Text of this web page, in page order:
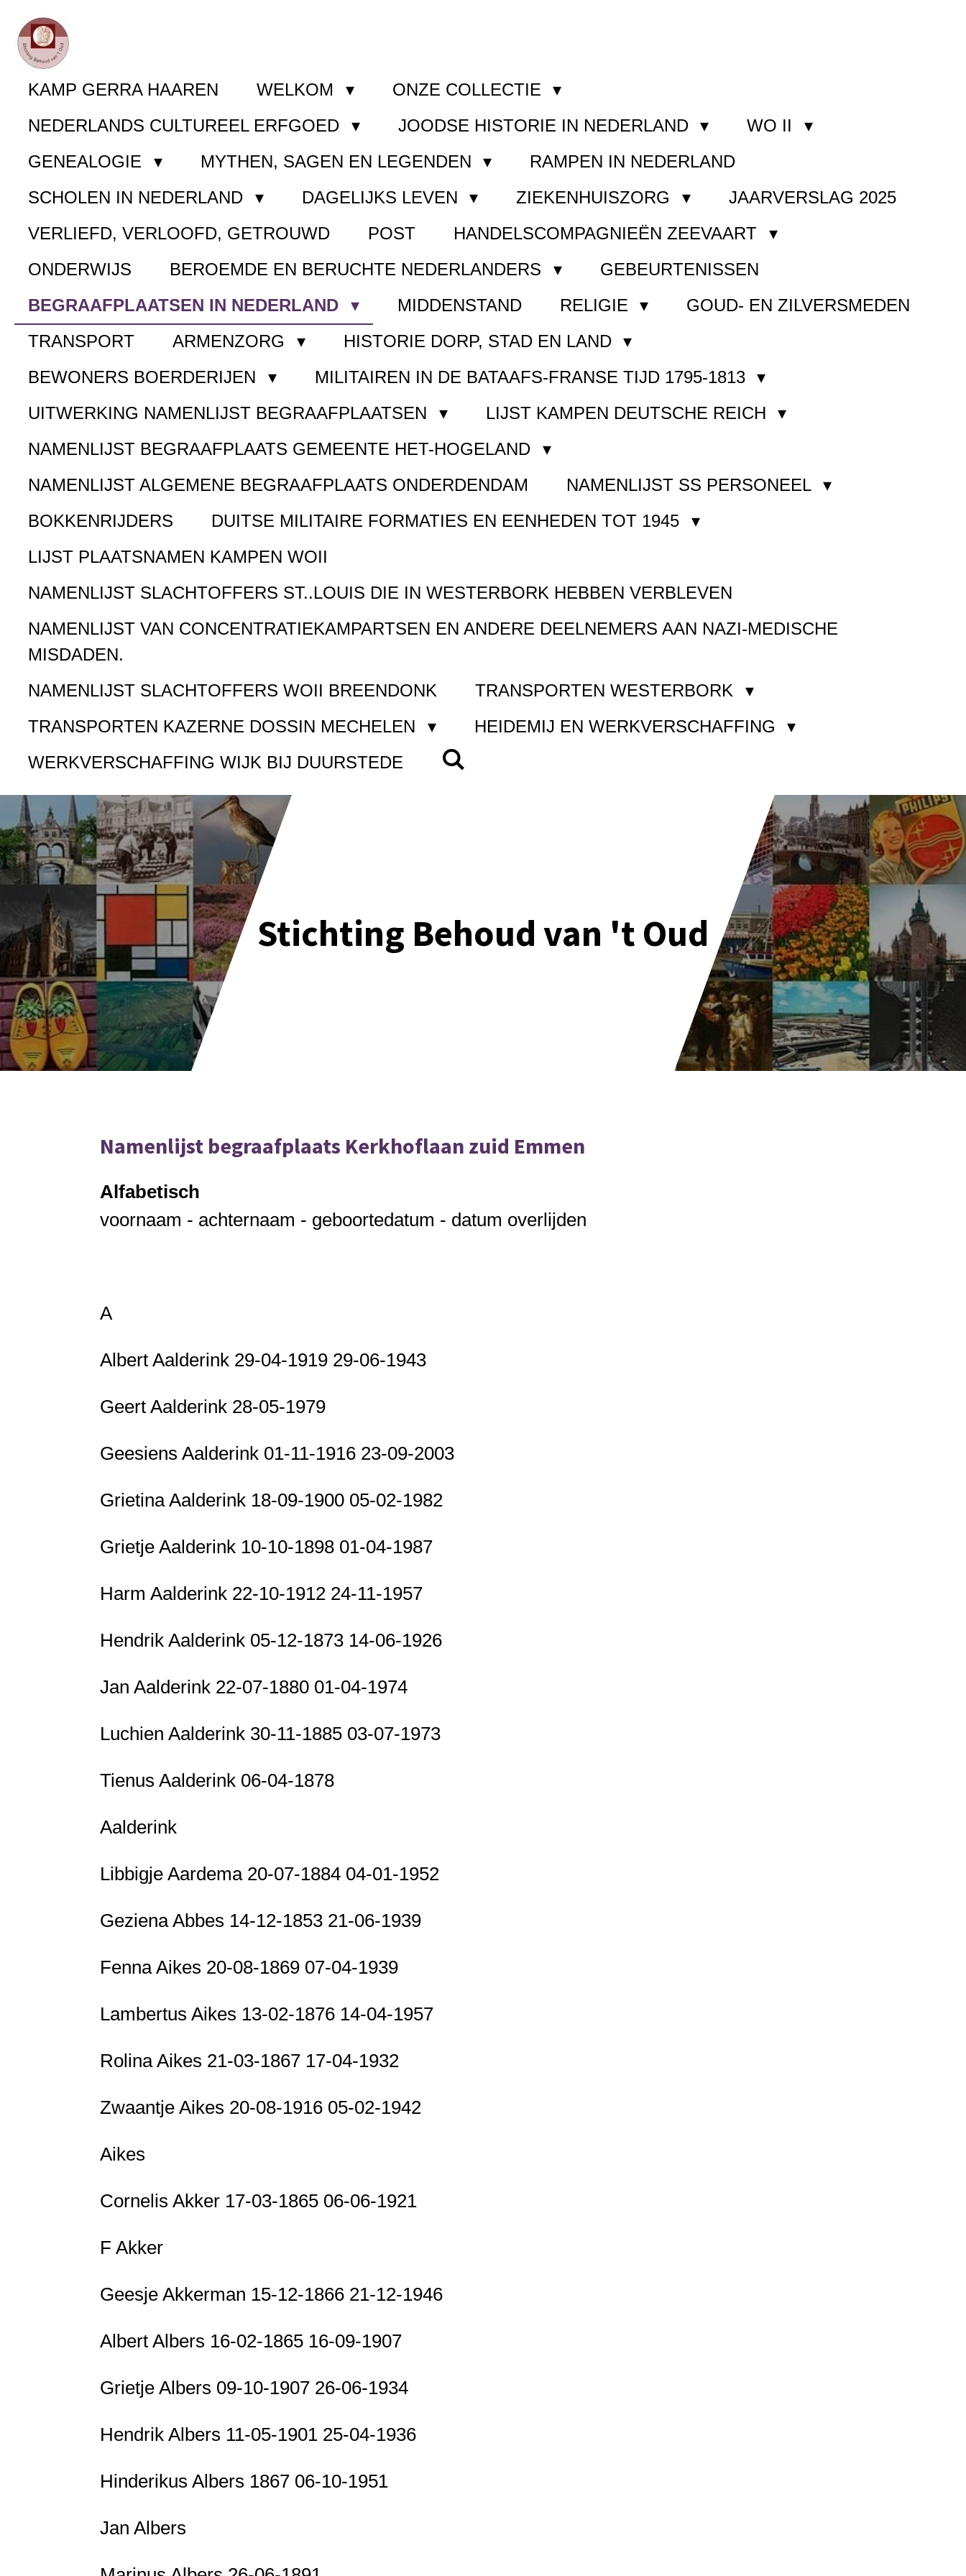
Ga
direct
naar
hoofdinhoud
KAMP GERRA HAAREN WELKOM
ONZE COLLECTIE
NEDERLANDS CULTUREEL ERFGOED
JOODSE HISTORIE IN NEDERLAND
WO II
GENEALOGIE
MYTHEN, SAGEN EN LEGENDEN
RAMPEN IN NEDERLAND
SCHOLEN IN NEDERLAND
DAGELIJKS LEVEN ZIEKENHUISZORG
JAARVERSLAG 2025
VERLIEFD, VERLOOFD, GETROUWD
POST
HANDELSCOMPAGNIEËN ZEEVAART
ONDERWIJS
BEROEMDE EN BERUCHTE NEDERLANDERS
GEBEURTENISSEN
BEGRAAFPLAATSEN IN NEDERLAND
MIDDENSTAND RELIGIE
GOUD- EN ZILVERSMEDEN
TRANSPORT
ARMENZORG
HISTORIE DORP, STAD EN LAND
BEWONERS BOERDERIJEN
MILITAIREN IN DE BATAAFS-FRANSE TIJD 1795-1813
UITWERKING NAMENLIJST BEGRAAFPLAATSEN
LIJST KAMPEN DEUTSCHE REICH
NAMENLIJST BEGRAAFPLAATS GEMEENTE HET-HOGELAND
NAMENLIJST ALGEMENE BEGRAAFPLAATS ONDERDENDAM
NAMENLIJST SS PERSONEEL
BOKKENRIJDERS
DUITSE MILITAIRE FORMATIES EN EENHEDEN TOT 1945
LIJST PLAATSNAMEN KAMPEN WOII
NAMENLIJST SLACHTOFFERS ST..LOUIS DIE IN WESTERBORK HEBBEN VERBLEVEN
NAMENLIJST VAN CONCENTRATIEKAMPARTSEN EN ANDERE DEELNEMERS AAN NAZI-MEDISCHE
MISDADEN.
NAMENLIJST SLACHTOFFERS WOII BREENDONK
TRANSPORTEN WESTERBORK
TRANSPORTEN KAZERNE DOSSIN MECHELEN
HEIDEMIJ EN WERKVERSCHAFFING
WERKVERSCHAFFING WIJK BIJ DUURSTEDE
Stichting Behoud van 't Oud
Namenlijst begraafplaats Kerkhoflaan zuid Emmen
Alfabetisch
voornaam - achternaam - geboortedatum - datum overlijden
A
Albert Aalderink 29-04-1919 29-06-1943
Geert Aalderink 28-05-1979
Geesiens Aalderink 01-11-1916 23-09-2003
Grietina Aalderink 18-09-1900 05-02-1982
Grietje Aalderink 10-10-1898 01-04-1987
Harm Aalderink 22-10-1912 24-11-1957
Hendrik Aalderink 05-12-1873 14-06-1926
Jan Aalderink 22-07-1880 01-04-1974
Luchien Aalderink 30-11-1885 03-07-1973
Tienus Aalderink 06-04-1878
Aalderink
Libbigje Aardema 20-07-1884 04-01-1952
Geziena Abbes 14-12-1853 21-06-1939
Fenna Aikes 20-08-1869 07-04-1939
Lambertus Aikes 13-02-1876 14-04-1957
Rolina Aikes 21-03-1867 17-04-1932
Zwaantje Aikes 20-08-1916 05-02-1942
Aikes
Cornelis Akker 17-03-1865 06-06-1921
F Akker
Geesje Akkerman 15-12-1866 21-12-1946
Albert Albers 16-02-1865 16-09-1907
Grietje Albers 09-10-1907 26-06-1934
Hendrik Albers 11-05-1901 25-04-1936
Hinderikus Albers 1867 06-10-1951
Jan Albers